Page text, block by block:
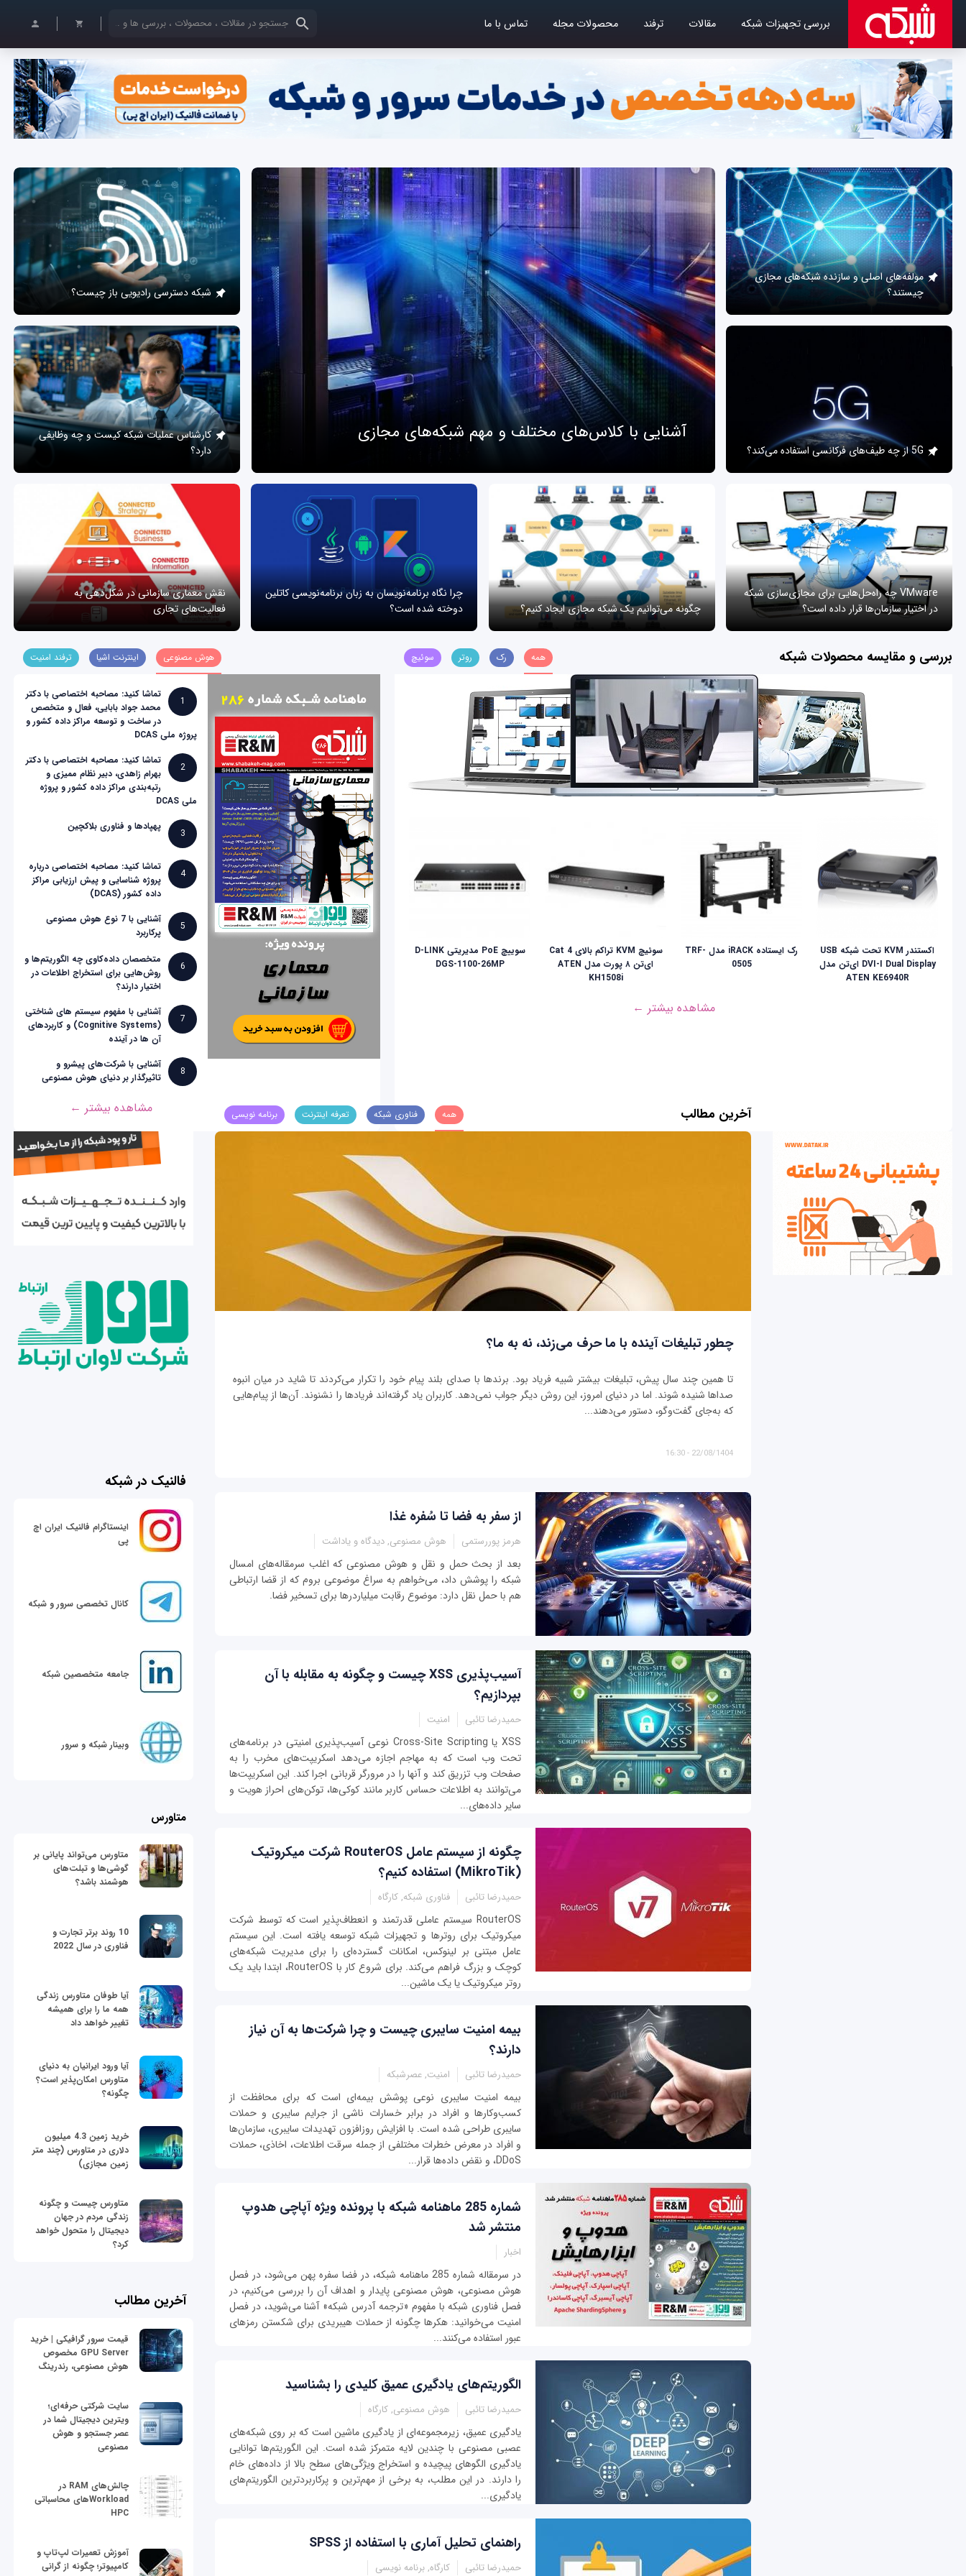
بررسی تجهیزات شبکه مقالات ترفند محصولات مجله تماس با ما کلمات کلیدی خود را وارد کنید
آشنایی با کلاس‌های مختلف و مهم شبکه‌های مجازی
مولفه‌های اصلی و سازنده شبکه‌های مجازی
چیستند؟
5G از چه طیف‌های فرکانسی استفاده می‌کند؟
شبکه دسترسی رادیویی باز چیست؟
کارشناس عملیات شبکه کیست و چه وظایفی
دارد؟
VMware چه راه‌حل‌هایی برای مجازی‌سازی شبکه
در اختیار سازمان‌ها قرار داده است؟
چگونه می‌توانیم یک شبکه مجازی ایجاد کنیم؟
چرا نگاه برنامه‌نویسان به زبان برنامه‌نویسی کاتلین
دوخته شده است؟
نقش معماری سازمانی در شکل‌دهی به
فعالیت‌های تجاری
بررسی و مقایسه محصولات شبکه همه رک روتر سوئیچ
اکستندر KVM تحت شبکه USB
DVI-I Dual Display ای‌تن مدل
ATEN KE6940R
رک ایستاده iRACK مدل TRF-
0505
سوئیچ KVM تراکم بالای Cat 4
ای‌تن ۸ پورت مدل ATEN
KH1508i
سوییچ PoE مدیریتی D-LINK
DGS-1100-26MP
مشاهده بیشتر ←
هوش مصنوعی اینترنت اشیا ترفند امنیت
1
تماشا کنید: مصاحبه اختصاصی با دکتر
محمد جواد بابایی، فعال و متخصص
در ساخت و توسعه مراکز داده کشور و
پروژه ملی DCAS
2
تماشا کنید: مصاحبه اختصاصی با دکتر
بهرام زاهدی، دبیر نظام ممیزی و
رتبه‌بندی مراکز داده کشور و پروژه
ملی DCAS
3
پهپادها و فناوری بلاکچین
4
تماشا کنید: مصاحبه اختصاصی درباره
پروژه شناسایی و پیش ارزیابی مراکز
داده کشور (DCAS)
5
آشنایی با 7 نوع هوش مصنوعی
پرکاربرد
6
متخصصان داده‌کاوی چه الگوریتم‌ها و
روش‌هایی برای استخراج اطلاعات در
اختیار دارند؟
7
آشنایی با مفهوم سیستم های شناختی
(Cognitive Systems) و کاربردهای
آن ها در آینده
8
آشنایی با شرکت‌های پیشرو و
تاثیرگذار بر دنیای هوش مصنوعی
مشاهده بیشتر ← آخرین مطالب همه فناوری شبکه تعرفه اینترنت برنامه نویسی
چطور تبلیغات آینده با ما حرف می‌زند، نه به ما؟
تا همین چند سال پیش، تبلیغات بیشتر شبیه فریاد بود. برندها با صدای بلند پیام خود را تکرار می‌کردند تا شاید در میان انبوه
صداها شنیده شوند. اما در دنیای امروز، این روش دیگر جواب نمی‌دهد. کاربران یاد گرفته‌اند فریادها را نشنوند. آن‌ها از پیام‌هایی
که به‌جای گفت‌وگو، دستور می‌دهند...
22/08/1404 - 16:30
از سفر به فضا تا سُفره غذا
هرمز پوررستمی هوش مصنوعی, دیدگاه و یاداشت
بعد از بحث حمل و نقل و هوش مصنوعی که اغلب سرمقاله‌های امسال
شبکه را پوشش داد، می‌خواهم به سراغ موضوعی بروم که از قضا ارتباطی
هم با حمل نقل دارد: موضوع رقابت میلیاردرها برای تسخیر فضا.
آسیب‌پذیری XSS چیست و چگونه به مقابله با آن
بپردازیم؟
حمیدرضا تائبی امنیت
XSS یا Cross-Site Scripting نوعی آسیب‌پذیری امنیتی در برنامه‌های
تحت وب است که به مهاجم اجازه می‌دهد اسکریپت‌های مخرب را به
صفحات وب تزریق کند و آنها را در مرورگر قربانی اجرا کند. این اسکریپت‌ها
می‌توانند به اطلاعات حساس کاربر مانند کوکی‌ها، توکن‌های احراز هویت و
سایر داده‌های...
چگونه از سیستم عامل RouterOS شرکت میکروتیک
(MikroTik) استفاده کنیم؟
حمیدرضا تائبی فناوری شبکه, کارگاه
RouterOS سیستم عاملی قدرتمند و انعطاف‌پذیر است که توسط شرکت
میکروتیک برای روترها و تجهیزات شبکه توسعه یافته است. این سیستم
عامل مبتنی بر لینوکس، امکانات گسترده‌ای را برای مدیریت شبکه‌های
کوچک و بزرگ فراهم می‌کند. برای شروع کار با RouterOS، ابتدا باید یک
روتر میکروتیک یا یک ماشین...
بیمه امنیت سایبری چیست و چرا شرکت‌ها به آن نیاز
دارند؟
حمیدرضا تائبی امنیت, عصرشبکه
بیمه امنیت سایبری نوعی پوشش بیمه‌ای است که برای محافظت از
کسب‌وکارها و افراد در برابر خسارات ناشی از جرایم سایبری و حملات
سایبری طراحی شده است. با افزایش روزافزون تهدیدات سایبری، سازمان‌ها
و افراد در معرض خطرات مختلفی از جمله سرقت اطلاعات، اخاذی، حملات
DDoS، و نقض داده‌ها قرار...
شماره 285 ماهنامه شبکه با پرونده ویژه آپاچی هدوپ
منتشر شد
اخبار
در سرمقاله شماره 285 ماهنامه شبکه، در فضا سفره پهن می‌شود، در فصل
هوش مصنوعی، هوش مصنوعی پایدار و اهداف آن را بررسی می‌کنیم، در
فصل فناوری شبکه با مفهوم «ترجمه آدرس شبکه» آشنا می‌شوید، در فصل
امنیت می‌خوانید: هکرها چگونه از حملات هیبریدی برای شکستن رمز‌های
عبور استفاده می‌کنند...
الگوریتم‌های یادگیری عمیق کلیدی را بشناسید
حمیدرضا تائبی هوش مصنوعی, کارگاه
یادگیری عمیق، زیرمجموعه‌ای از یادگیری ماشین است که بر روی شبکه‌های
عصبی مصنوعی با چندین لایه متمرکز شده است. این الگوریتم‌ها توانایی
یادگیری الگوهای پیچیده و استخراج ویژگی‌های سطح بالا از داده‌های خام
را دارند. در این مطلب، به برخی از مهم‌ترین و پرکاربردترین الگوریتم‌های
یادگیری...
راهنمای تحلیل آماری با استفاده از SPSS
حمیدرضا تائبی کارگاه, برنامه نویسی
فالنیک در شبکه
اینستاگرام فالنیک ایران اچ
پی
کانال تخصصی سرور و شبکه
جامعه متخصصین شبکه
وبینار شبکه و سرور
متاورس
متاورس می‌تواند پایانی بر
گوشی‌ها و تبلت‌های
هوشمند باشد؟
10 روند برتر تجارت و
فناوری در سال 2022
آیا طوفان متاورس زندگی
همه ما را برای همیشه
تغییر خواهد داد
آیا ورود ایرانیان به دنیای
متاورس امکان‌پذیر است؟
چگونه؟
خرید زمین 4.3 میلیون
دلاری در متاورس (چند متر
زمین مجازی)
متاورس چیست و چگونه
زندگی مردم در جهان
دیجیتال را متحول خواهد
کرد؟
آخرین مطالب
قیمت سرور گرافیکی | خرید
GPU Server مخصوص
هوش مصنوعی، رندرینگ
سایت شرکتی حرفه‌ای؛
ویترین دیجیتال شما در
عصر جستجو و هوش
مصنوعی
چالش‌های RAM در
Workloadهای محاسباتی
HPC
آموزش تعمیرات لپ‌تاپ و
کامپیوتر؛ چگونه از گرانی